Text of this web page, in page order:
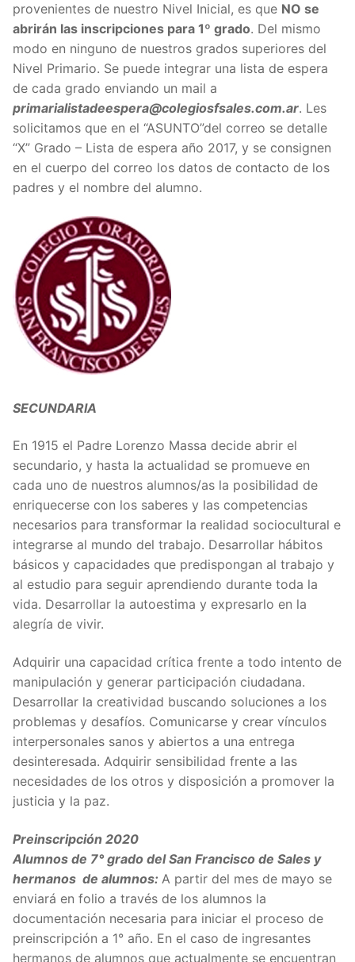
provenientes de nuestro Nivel Inicial, es que NO se
abrirán las inscripciones para 1º grado. Del mismo
modo en ninguno de nuestros grados superiores del
Nivel Primario. Se puede integrar una lista de espera
de cada grado enviando un mail a
primarialistadeespera@colegiosfsales.com.ar. Les
solicitamos que en el “ASUNTO”del correo se detalle
“X” Grado – Lista de espera año 2017, y se consignen
en el cuerpo del correo los datos de contacto de los
padres y el nombre del alumno.
SECUNDARIA
En 1915 el Padre Lorenzo Massa decide abrir el
secundario, y hasta la actualidad se promueve en
cada uno de nuestros alumnos/as la posibilidad de
enriquecerse con los saberes y las competencias
necesarios para transformar la realidad sociocultural e
integrarse al mundo del trabajo. Desarrollar hábitos
básicos y capacidades que predispongan al trabajo y
al estudio para seguir aprendiendo durante toda la
vida. Desarrollar la autoestima y expresarlo en la
alegría de vivir.
Adquirir una capacidad crítica frente a todo intento de
manipulación y generar participación ciudadana.
Desarrollar la creatividad buscando soluciones a los
problemas y desafíos. Comunicarse y crear vínculos
interpersonales sanos y abiertos a una entrega
desinteresada. Adquirir sensibilidad frente a las
necesidades de los otros y disposición a promover la
justicia y la paz.
Preinscripción 2020
Alumnos de 7° grado del San Francisco de Sales y
hermanos de alumnos: A partir del mes de mayo se
enviará en folio a través de los alumnos la
documentación necesaria para iniciar el proceso de
preinscripción a 1° año. En el caso de ingresantes
hermanos de alumnos que actualmente se encuentran